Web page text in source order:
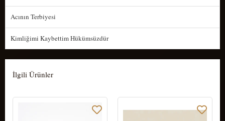
Acının Terbiyesi
Kimliğimi Kaybettim Hükümsüzdür
İlgili Ürünler